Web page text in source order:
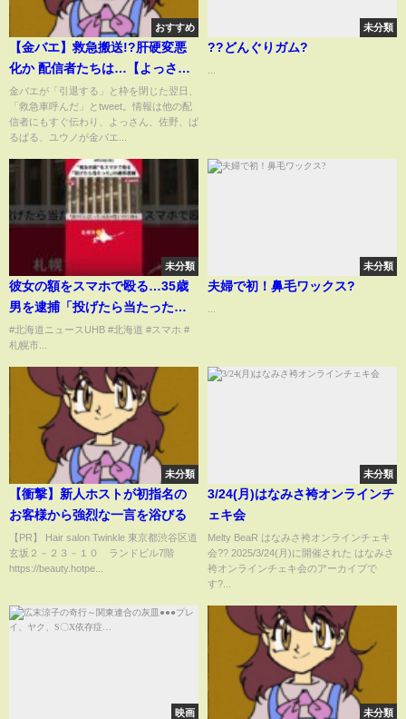
おすすめ
【金バエ】救急搬送!?肝硬変悪
化か 配信者たちは…【よっさ
ん】【佐野】【ぱるぱる】【ユ
ウノ】
金バエが「引退する」と枠を閉じた翌日、
「救急車呼んだ」とtweet。情報は他の配
信者にもすぐ伝わり、よっさん、佐野、ぱ
るぱる、ユウノが金バエ...
未分類
??どんぐりガム?
未分類
彼女の額をスマホで殴る…35歳
男を逮捕「投げたら当たっただ
け」容疑否認 操作めぐり口論か
#北海道ニュースUHB #北海道 #スマホ #
札幌市...
未分類
夫婦で初！鼻毛ワックス?
未分類
【衝撃】新人ホストが初指名の
お客様から強烈な一言を浴びる
【PR】 Hair salon Twinkle 東京都渋谷区道
玄坂２－２３－１０ ランドビル7階
https://beauty.hotpe...
未分類
3/24(月)はなみさ袴オンラインチ
ェキ会
Melty BeaR はなみさ袴オンラインチェキ
会?? 2025/3/24(月)に開催された はなみさ
袴オンラインチェキ会のアーカイブで
す?...
映画 未分類